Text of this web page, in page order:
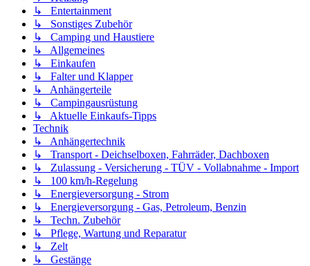
↳ Entertainment
↳ Sonstiges Zubehör
↳ Camping und Haustiere
↳ Allgemeines
↳ Einkaufen
↳ Falter und Klapper
↳ Anhängerteile
↳ Campingausrüstung
↳ Aktuelle Einkaufs-Tipps
Technik
↳ Anhängertechnik
↳ Transport - Deichselboxen, Fahrräder, Dachboxen
↳ Zulassung - Versicherung - TÜV - Vollabnahme - Import
↳ 100 km/h-Regelung
↳ Energieversorgung - Strom
↳ Energieversorgung - Gas, Petroleum, Benzin
↳ Techn. Zubehör
↳ Pflege, Wartung und Reparatur
↳ Zelt
↳ Gestänge